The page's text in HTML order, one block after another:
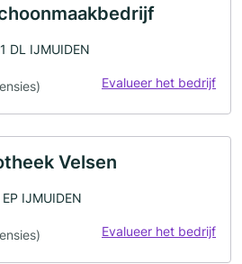
DL IJMUIDEN
Evalueer het bedrijf
Velsen
IJMUIDEN
Evalueer het bedrijf